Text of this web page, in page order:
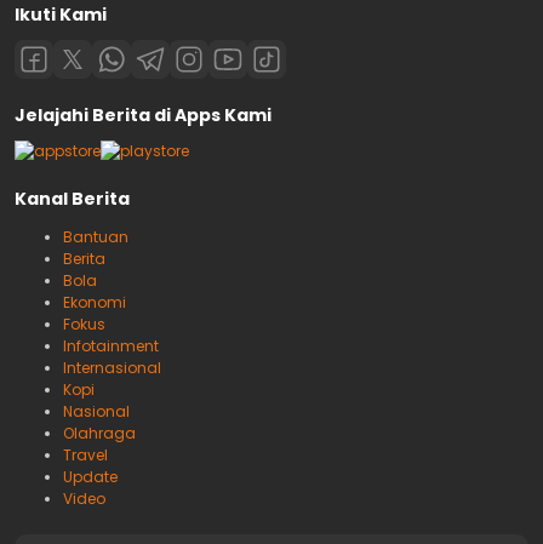
Ikuti Kami
Jelajahi Berita di Apps Kami
Kanal Berita
Bantuan
Berita
Bola
Ekonomi
Fokus
Infotainment
Internasional
Kopi
Nasional
Olahraga
Travel
Update
Video